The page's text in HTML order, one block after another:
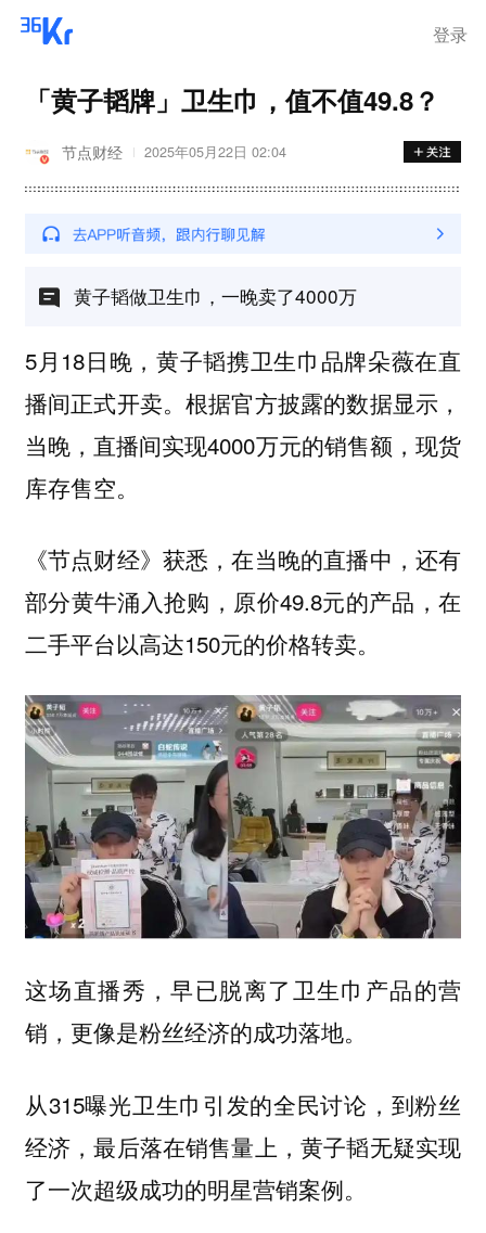
登录
「黄子韬牌」卫生巾，值不值49.8？
节点财经 2025年05月22日 02:04
黄子韬做卫生巾，一晚卖了4000万
5月18日晚，黄子韬携卫生巾品牌朵薇在直
播间正式开卖。根据官方披露的数据显示，
当晚，直播间实现4000万元的销售额，现货
库存售空。
《节点财经》获悉，在当晚的直播中，还有
部分黄牛涌入抢购，原价49.8元的产品，在
二手平台以高达150元的价格转卖。
这场直播秀，早已脱离了卫生巾产品的营
销，更像是粉丝经济的成功落地。
从315曝光卫生巾引发的全民讨论，到粉丝
经济，最后落在销售量上，黄子韬无疑实现
了一次超级成功的明星营销案例。